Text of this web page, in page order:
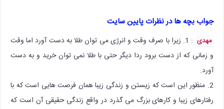
جواب بچه ها در نظرات پایین سایت
مهدی
: 1. زیرا با صرف وقت و انرژی می توان طلا به دست آورد اما وقت
و زمانی که از دست برود ردا دیگر حتی با طلا نمی توان خرید و به دست
آورد.
2. منظور این است که زیستن و زندگی زیبا همان فرصت هایی است که با
رفتارهای زیبا و کارهای بزرگ می گذرد در واقع زندگی حقیقی آن است که